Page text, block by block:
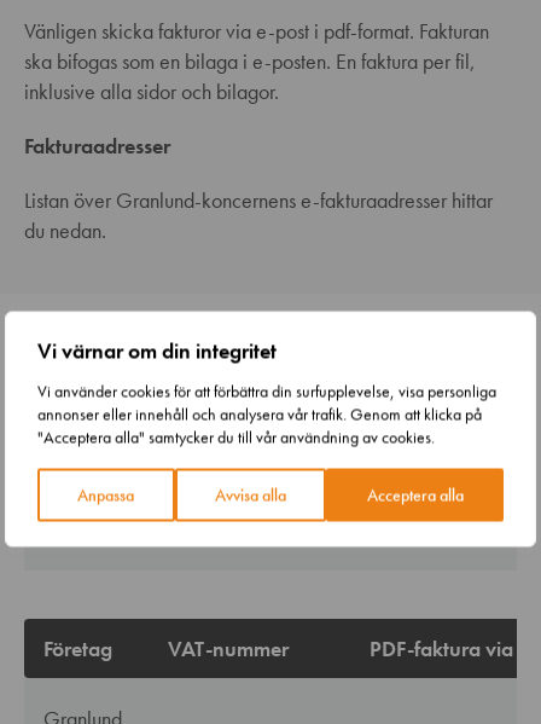
Vi värnar om din integritet
Vi använder cookies för att förbättra din surfupplevelse, visa personliga
annonser eller innehåll och analysera vår trafik. Genom att klicka på
"Acceptera alla" samtycker du till vår användning av cookies.
Anpassa Avvisa alla Acceptera alla
Vänligen skicka fakturor via e-post i pdf-format. Fakturan
ska bifogas som en bilaga i e-posten. En faktura per fil,
inklusive alla sidor och bilagor.
Fakturaadresser
Listan över Granlund-koncernens e-fakturaadresser hittar
du nedan.
Företag
VAT-
nummer
E-
fakturaadress
Granlund
Oy
FI17046945 003717046945
Företag VAT-nummer PDF-faktura via